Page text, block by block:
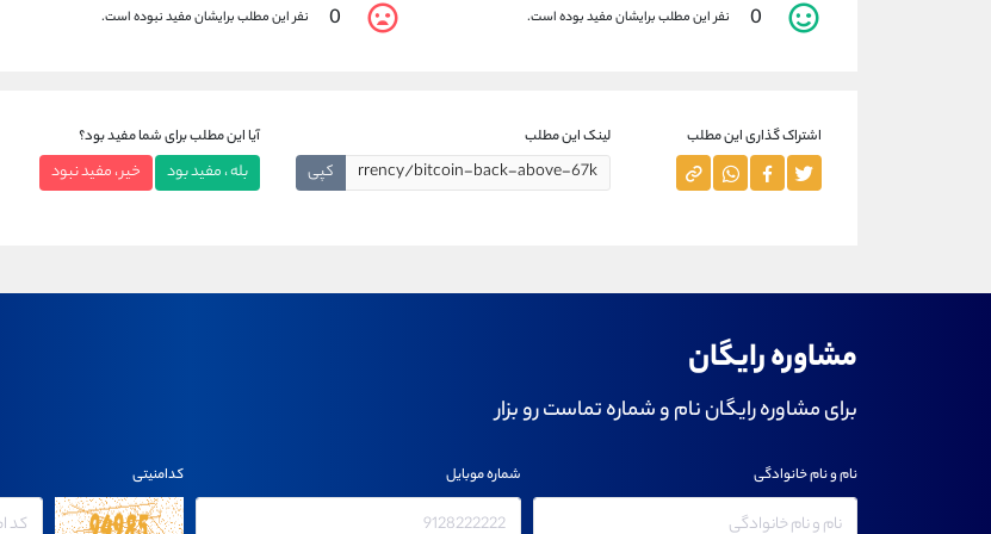
0 نفر این مطلب برایشان مفید بوده است. 0 نفر این مطلب برایشان مفید نبوده است.
اشتراک گذاری این مطلب لینک این مطلب
کپی
آیا این مطلب برای شما مفید بود؟
بله ، مفید بود خیر ، مفید نبود
مشاوره رایگان
برای مشاوره رایگان نام و شماره تماست رو بزار
نام و نام خانوادگی شماره موبایل کدامنیتی